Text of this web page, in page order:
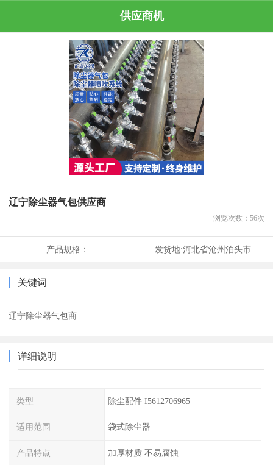
供应商机
辽宁除尘器气包供应商
浏览次数： 56次
产品规格： 发货地:河北省沧州泊头市
关键词
辽宁除尘器气包商
详细说明
类型 除尘配件 I5612706965
适用范围 袋式除尘器
产品特点 加厚材质 不易腐蚀